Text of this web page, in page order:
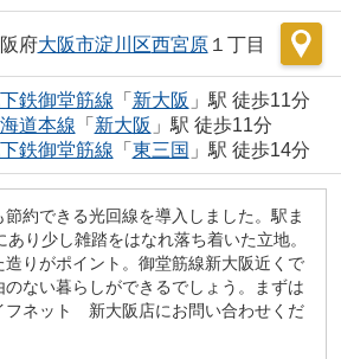
府大阪市淀川区西宮原１丁目
鉄御堂筋線 「 新大阪 」駅 徒歩11分
道本線 「 新大阪 」駅 徒歩11分
鉄御堂筋線 「 東三国 」駅 徒歩14分
約できる光回線を導入しました。駅ま
り少し雑踏をはなれ落ち着いた立地。
りがポイント。御堂筋線新大阪近くで
ない暮らしができるでしょう。まずは
フネット 新大阪店にお問い合わせくだ